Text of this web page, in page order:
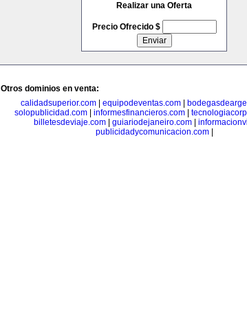
Realizar una Oferta
Precio Ofrecido $
Otros dominios en venta:
calidadsuperior.com
equipodeventas.com
solopublicidad.com| informesfinancieros.com|
billetesdeviaje.com| guiariodejaneiro.com|
publicidadycomunicacion.com|